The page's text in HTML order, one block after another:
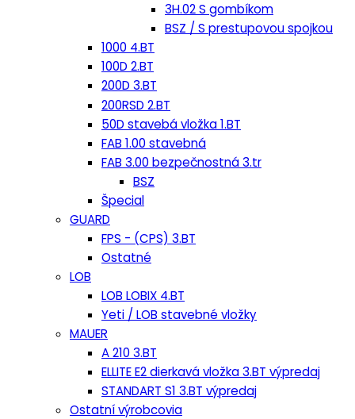
3H.02 S gombíkom
BSZ / S prestupovou spojkou
1000 4.BT
100D 2.BT
200D 3.BT
200RSD 2.BT
50D stavebá vložka 1.BT
FAB 1.00 stavebná
FAB 3.00 bezpečnostná 3.tr
BSZ
Špecial
GUARD
FPS - (CPS) 3.BT
Ostatné
LOB
LOB LOBIX 4.BT
Yeti / LOB stavebné vložky
MAUER
A 210 3.BT
ELLITE E2 dierkavá vložka 3.BT výpredaj
STANDART S1 3.BT výpredaj
Ostatní výrobcovia